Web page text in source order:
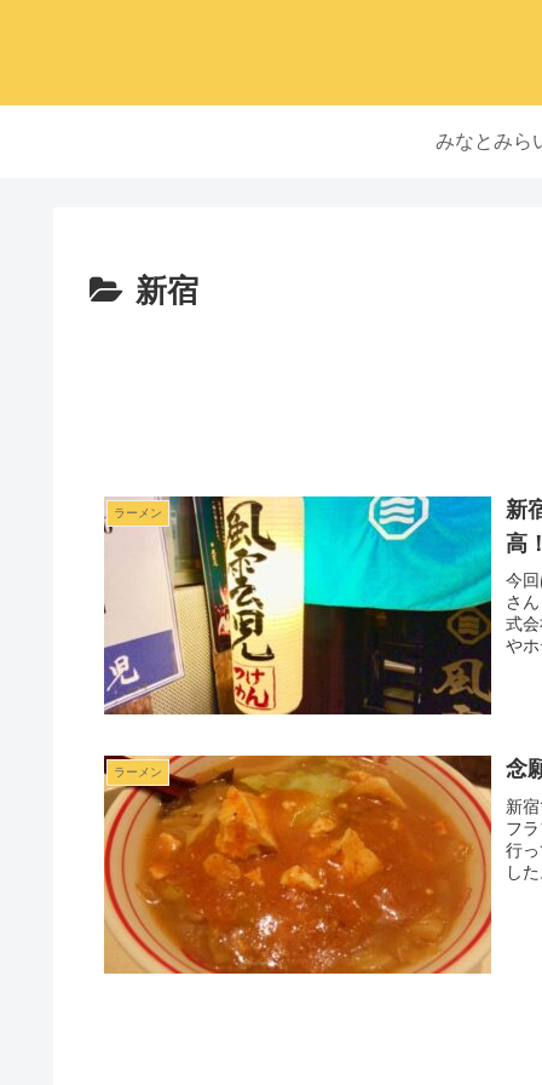
みなとみら
新宿
ラーメン
新
高！
今
さ
式
や
ラーメン 念
新
フ
行
し